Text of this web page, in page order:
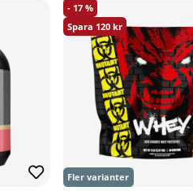
17
120